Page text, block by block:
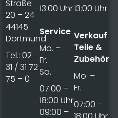
Straße
20 – 24
44145
Dortmund
Tel.: 02
31 / 31 72
75 – 0
13:00 Uhr
Service
Mo. –
Fr.
Sa.
07:00 –
18:00 Uhr
09:00 –
13:00 Uhr
Verkauf
Teile &
Zubehör
Mo. –
Fr.
07:00 –